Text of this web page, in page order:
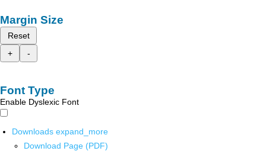
Margin Size
Reset
+
-
Font Type
Enable Dyslexic Font
Downloads expand_more
Download Page (PDF)